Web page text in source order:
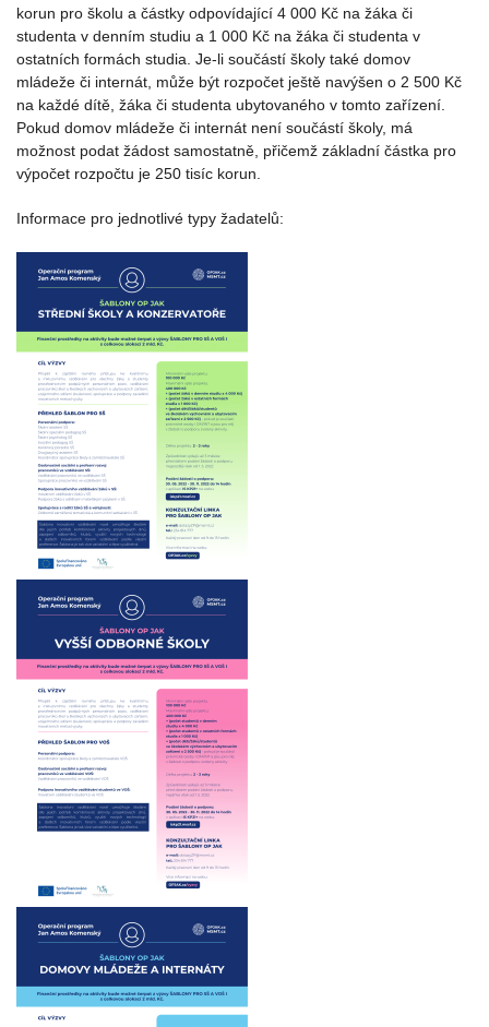
korun pro školu a částky odpovídající 4 000 Kč na žáka či
studenta v denním studiu a 1 000 Kč na žáka či studenta v
ostatních formách studia. Je-li součástí školy také domov
mládeže či internát, může být rozpočet ještě navýšen o 2 500 Kč
na každé dítě, žáka či studenta ubytovaného v tomto zařízení.
Pokud domov mládeže či internát není součástí školy, má
možnost podat žádost samostatně, přičemž základní částka pro
výpočet rozpočtu je 250 tisíc korun.
Informace pro jednotlivé typy žadatelů: